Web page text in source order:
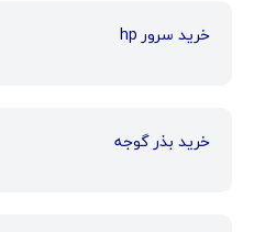
خرید سرور hp
خرید بذر گوجه